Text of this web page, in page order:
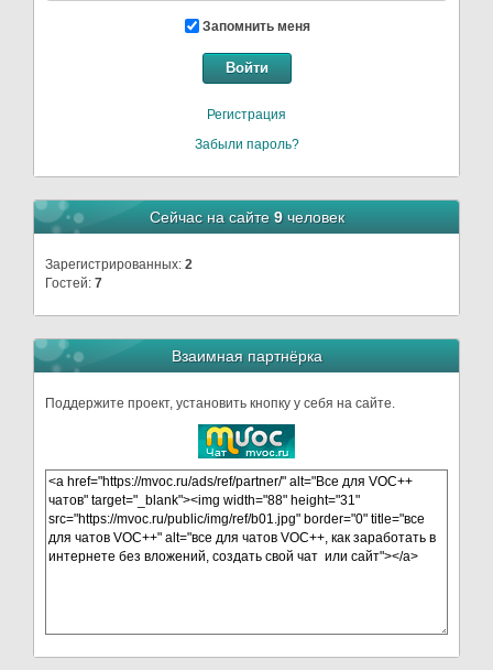
Запомнить меня
Войти
Регистрация
Забыли пароль?
Сейчас на сайте 9человек
Зарегистрированных: 2
Гостей: 7
Взаимная партнёрка
Поддержите проект, установить кнопку у себя на сайте.